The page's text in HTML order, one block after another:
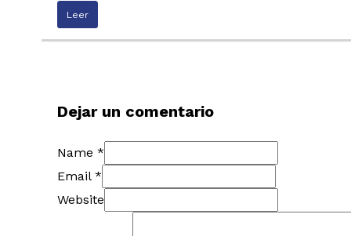
Leer
Dejar un comentario
Name *
Email *
Website